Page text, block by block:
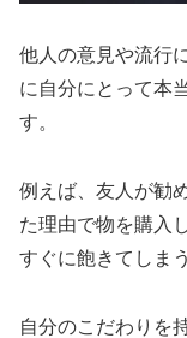
他人の意見や流行
に自分にとって本
す。
例えば、友人が勧
た理由で物を購入
すぐに飽きてしま
自分のこだわりを